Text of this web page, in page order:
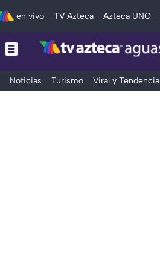
en vivo TV Azteca Azteca UNO
Noticias Turismo Viral y Tendencia